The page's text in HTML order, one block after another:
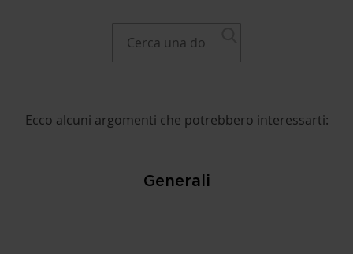
Ecco alcuni argomenti che potrebbero interessarti:
Generali